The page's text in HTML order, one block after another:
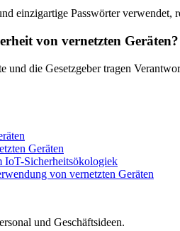
einzigartige Passwörter
von vernetzten Geräten?
und die Gesetzgeber tragen
Geräten
IoT-Sicherheitsökologiek
von vernetzten Geräten
und Geschäftsideen.